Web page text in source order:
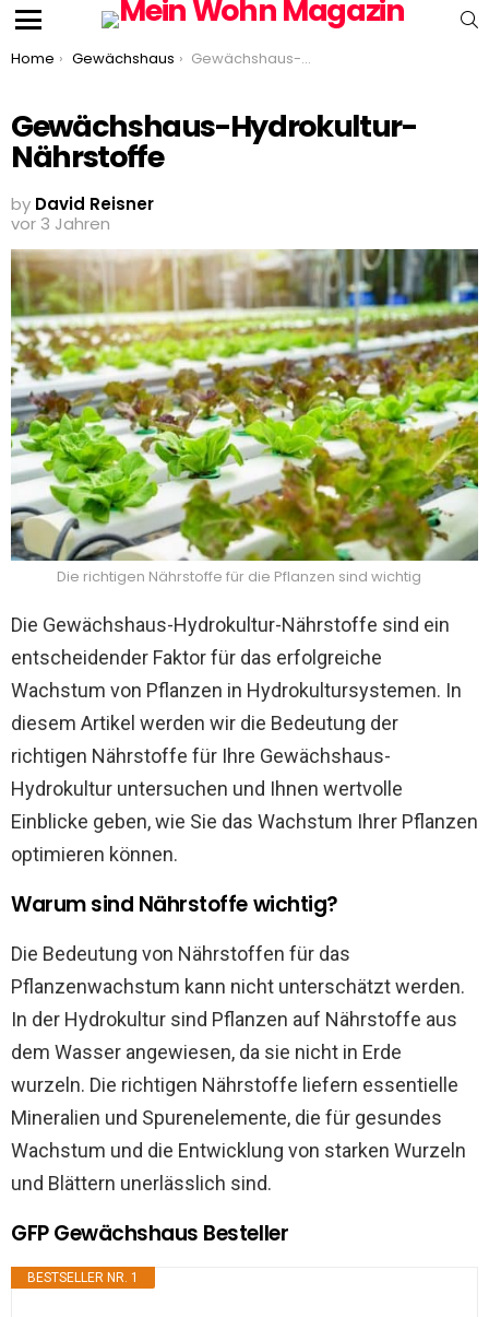
You are here:
Home Gewächshaus Gewächshaus-Hydrokultur-Nährstoffe
Gewächshaus-Hydrokultur-
Nährstoffe
by David Reisner
vor 3 Jahren
Die richtigen Nährstoffe für die Pflanzen sind wichtig
Die Gewächshaus-Hydrokultur-Nährstoffe sind ein
entscheidender Faktor für das erfolgreiche
Wachstum von Pflanzen in Hydrokultursystemen. In
diesem Artikel werden wir die Bedeutung der
richtigen Nährstoffe für Ihre Gewächshaus-
Hydrokultur untersuchen und Ihnen wertvolle
Einblicke geben, wie Sie das Wachstum Ihrer Pflanzen
optimieren können.
Warum sind Nährstoffe wichtig?
Die Bedeutung von Nährstoffen für das
Pflanzenwachstum kann nicht unterschätzt werden.
In der Hydrokultur sind Pflanzen auf Nährstoffe aus
dem Wasser angewiesen, da sie nicht in Erde
wurzeln. Die richtigen Nährstoffe liefern essentielle
Mineralien und Spurenelemente, die für gesundes
Wachstum und die Entwicklung von starken Wurzeln
und Blättern unerlässlich sind.
GFP Gewächshaus Besteller
BESTSELLER NR. 1